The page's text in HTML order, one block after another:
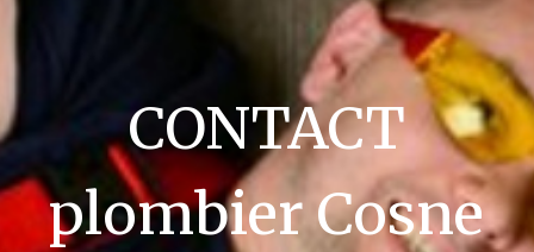
CONTACT
plombier Cosne